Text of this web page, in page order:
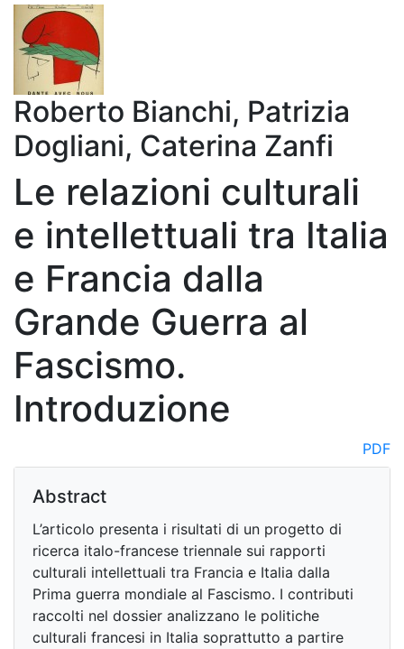
Roberto Bianchi, Patrizia
Dogliani, Caterina Zanfi
Le relazioni culturali
e intellettuali tra Italia
e Francia dalla
Grande Guerra al
Fascismo.
Introduzione
PDF
Abstract
L’articolo presenta i risultati di un progetto di
ricerca italo-francese triennale sui rapporti
culturali intellettuali tra Francia e Italia dalla
Prima guerra mondiale al Fascismo. I contributi
raccolti nel dossier analizzano le politiche
culturali francesi in Italia soprattutto a partire